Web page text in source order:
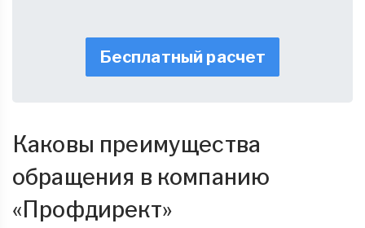
Бесплатный расчет
Каковы преимущества
обращения в компанию
«Профдирект»